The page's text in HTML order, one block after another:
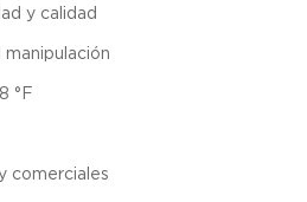
y calidad
manipulación
°F
comerciales